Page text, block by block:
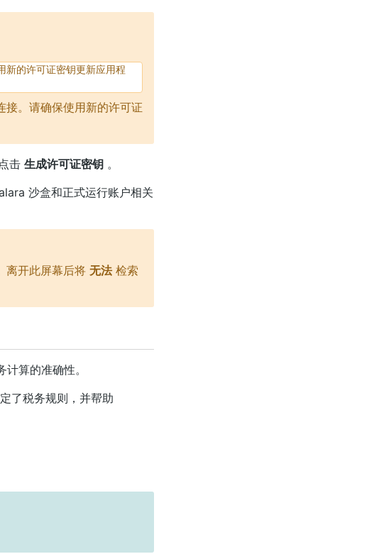
新的许可证密钥更新应用程
接。请确保使用新的许可证
击 生成许可证密钥 。
沙盒和正式运行账户相关
离开此屏幕后将 无法检索
算的准确性。
了税务规则，并帮助